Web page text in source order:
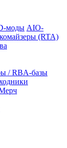
моды AIO-
(RTA)
/ RBA-базы